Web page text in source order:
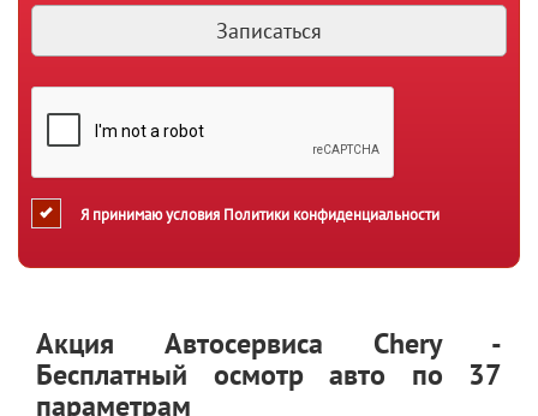
Я принимаю условия Политики конфиденциальности
Акция Автосервиса Chery -
Бесплатный осмотр авто по 37
параметрам